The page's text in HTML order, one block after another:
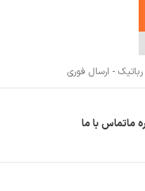
- ارسال فوری
ماتماس با ما